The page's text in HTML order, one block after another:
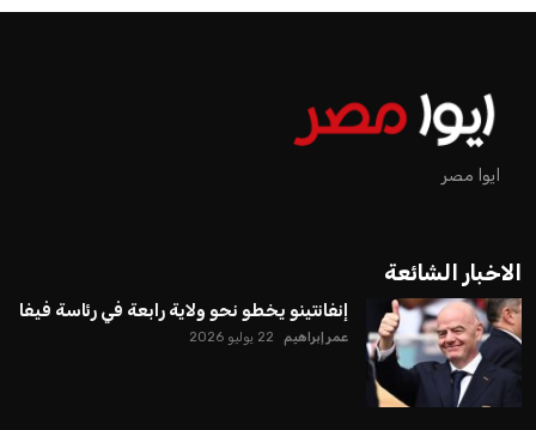
ايوا مصر
الاخبار الشائعة
إنفانتينو يخطو نحو ولاية رابعة في رئاسة فيفا
عمر إبراهيم 22 يوليو 2026